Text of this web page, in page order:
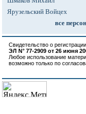
Ярузельский Войцех
все
Свидетельство о
ЭЛ N° 77-2909 от 26 июня
Любое использование
возможно только по